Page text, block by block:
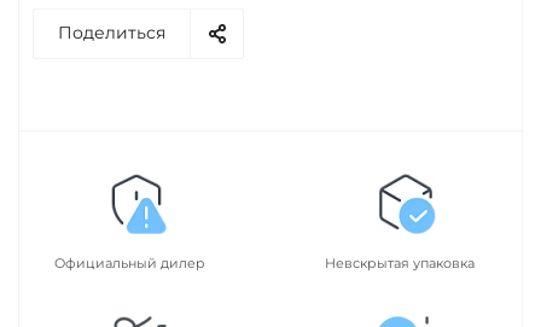
Поделиться
Официальный дилер Невскрытая упаковка